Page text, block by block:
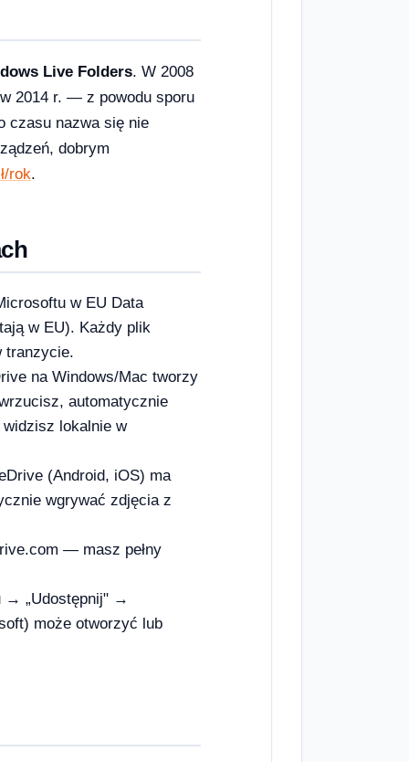
Live Folders. W 2008
2014 r. — z powodu sporu
czasu nazwa się nie
dobrym
rok.
w EU Data
w EU). Każdy plik
tranzycie.
na Windows/Mac tworzy
automatycznie
lokalnie w
(Android, iOS) ma
wgrywać zdjęcia z
— masz pełny
→ „Udostępnij" →
może otworzyć lub